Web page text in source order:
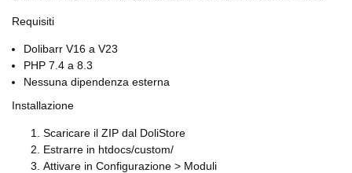
Requisiti
Dolibarr V16 a V23
PHP 7.4 a 8.3
Nessuna dipendenza esterna
Installazione
Scaricare il ZIP dal DoliStore
Estrarre in htdocs/custom/
Attivare in Configurazione > Moduli